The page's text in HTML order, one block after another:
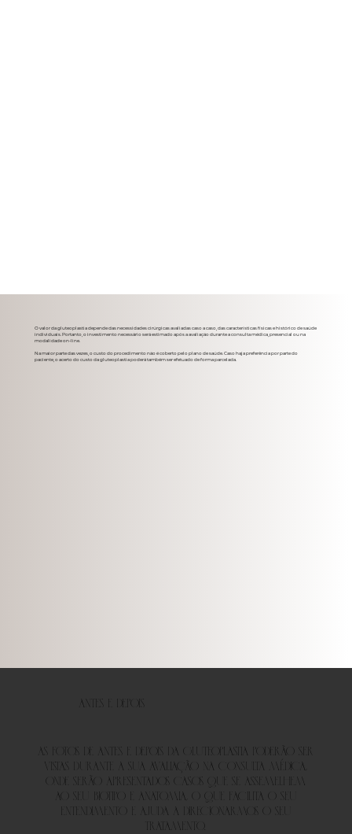
O valor da gluteoplastia depende das necessidades cirúrgicas avaliadas caso a caso, das características físicas e histórico de saúde
individuais. Portanto, o investimento necessário será estimado após a avaliação durante a consulta médica, presencial ou na
modalidade on-line.
Na maior parte das vezes, o custo do procedimento não é coberto pelo plano de saúde. Caso haja preferência por parte do
paciente, o acerto do custo da gluteoplastia poderá também ser efetuado de forma parcelada.
Antes e Depois
As fotos de antes e depois da gluteoplastia poderão ser
vistas durante a sua avaliação na consulta médica,
onde serão apresentados casos que se assemelhem
ao seu biotipo e anatomia, o que facilita o seu
entendimento e ajuda a direcionarmos o seu
tratamento.